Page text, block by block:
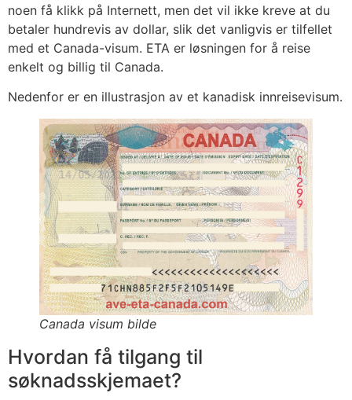
noen få klikk på Internett, men det vil ikke kreve at du
betaler hundrevis av dollar, slik det vanligvis er tilfellet
med et Canada-visum. ETA er løsningen for å reise
enkelt og billig til Canada.
Nedenfor er en illustrasjon av et kanadisk innreisevisum.
Canada visum bilde
Hvordan få tilgang til
søknadsskjemaet?